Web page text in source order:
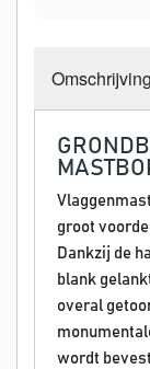
Omschrijving
groot
Dankzij de
blank
overal
wordt